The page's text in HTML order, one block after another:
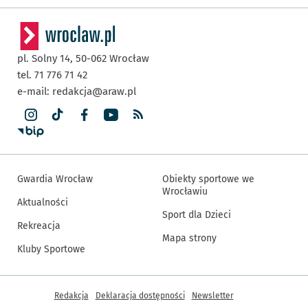
pl. Solny 14, 50-062 Wrocław
tel. 71 776 71 42
e-mail: redakcja@araw.pl
Gwardia Wrocław
Aktualności
Rekreacja
Kluby Sportowe
Obiekty sportowe we
Wrocławiu
Sport dla Dzieci
Mapa strony
Inne informacje
Redakcja Deklaracja dostępności Newsletter